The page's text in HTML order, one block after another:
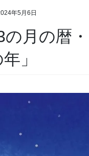
年5月6日
の月の暦
」